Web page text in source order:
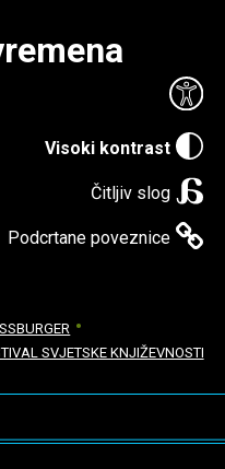
Visoki kontrast
Čitljiv slog
Podcrtane poveznice
knjiga.
SVJETSKE KNJIŽEVNOSTI